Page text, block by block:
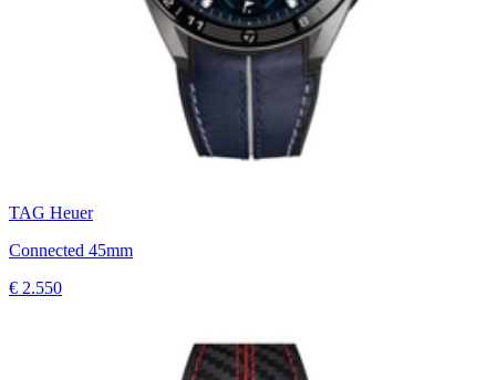
TAG Heuer
Connected 45mm
€ 2.550